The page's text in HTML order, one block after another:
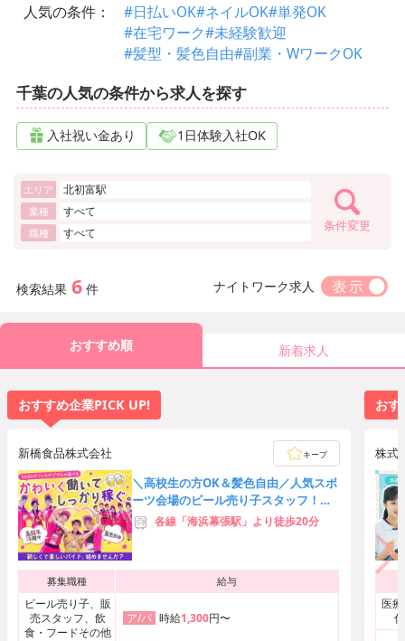
人気の条件： #日払いOK#ネイルOK#単発OK
#在宅ワーク#未経験歓迎
#髪型・髪色自由#副業・WワークOK
千葉の人気の条件から求人を探す
入社祝い金あり 1日体験入社OK
エリア 北初富駅
業種 すべて
職種 すべて 条件変更
検索結果 6 件 ナイトワーク求人
おすすめ順 新着求人
おすすめ企業PICK UP!
新橋食品株式会社 キープ
＼高校生の方OK＆髪色自由／人気スポ
ーツ会場のビール売り子スタッフ！友
達応募歓迎★時給3,000円可
各線「海浜幕張駅」より徒歩20分
募集職種 給与
ビール売り子、販
売スタッフ、飲
食・フードその他
ア/パ 時給1,300円〜
おす
株式
医